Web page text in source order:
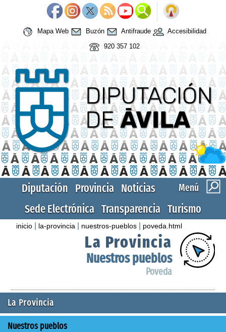
Mapa Web Buzón Antifraude
Accesibilidad
920 357 102
Menú
Diputación Provincia Noticias
Sede Electrónica Transparencia Turismo
inicio la-provincia nuestros-pueblos poveda.html
La Provincia
Nuestros pueblos
Poveda
La Provincia
Nuestros pueblos